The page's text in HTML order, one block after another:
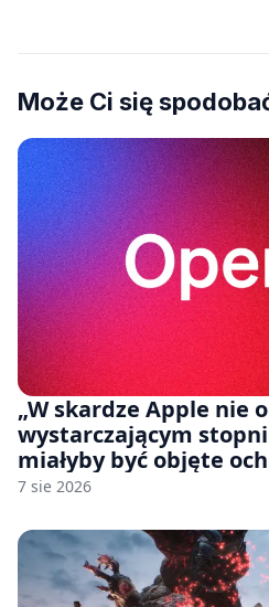
Może Ci się
„W skardze Apple nie
wystarczającym
miałyby być objęte
handlowej”. OpenAI
7 sie 2026